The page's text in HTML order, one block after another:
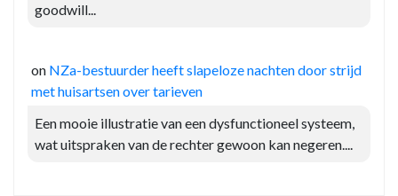
goodwill...
on NZa-bestuurder heeft slapeloze nachten door strijd
met huisartsen over tarieven
Een mooie illustratie van een dysfunctioneel systeem,
wat uitspraken van de rechter gewoon kan negeren....